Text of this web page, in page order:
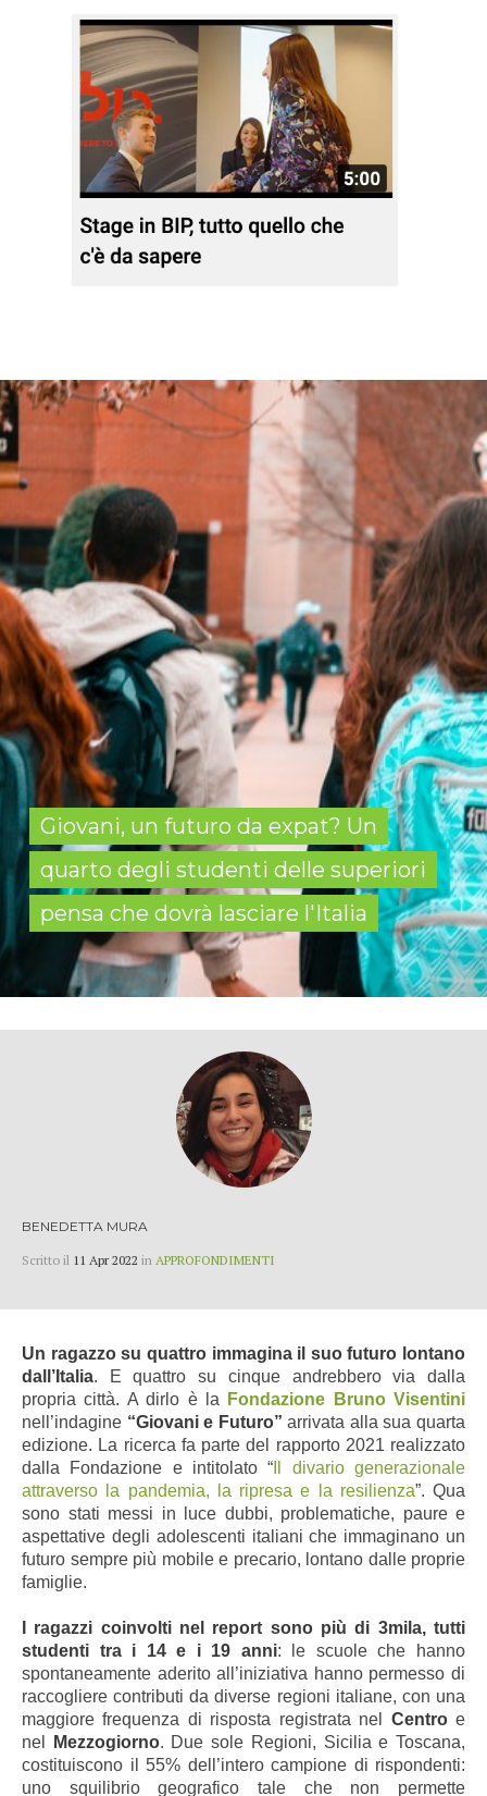
Giovani, un futuro da expat? Un
quarto degli studenti delle superiori
pensa che dovrà lasciare l'Italia
BENEDETTA MURA
Scritto il 11 Apr 2022 in APPROFONDIMENTI
Un ragazzo su quattro immagina il suo futuro lontano
dall’Italia. E quattro su cinque andrebbero via dalla
propria città. A dirlo è la
Fondazione Bruno Visentini
nell’indagine “Giovani e Futuro” arrivata alla sua quarta
edizione. La ricerca fa parte del rapporto 2021 realizzato
dalla Fondazione e intitolato “ Il divario generazionale
attraverso la pandemia, la ripresa e la resilienza”. Qua
sono stati messi in luce dubbi, problematiche, paure e
aspettative degli adolescenti italiani che immaginano un
futuro sempre più mobile e precario, lontano dalle proprie
famiglie.
I ragazzi coinvolti nel report sono più di 3mila, tutti
studenti tra i 14 e i 19 anni: le scuole che hanno
spontaneamente aderito all’iniziativa hanno permesso di
raccogliere contributi da diverse regioni italiane, con una
maggiore frequenza di risposta registrata nel Centroe
nel
Mezzogiorno. Due sole Regioni, Sicilia e Toscana,
costituiscono il 55% dell’intero campione di rispondenti:
uno squilibrio geografico tale che non permette